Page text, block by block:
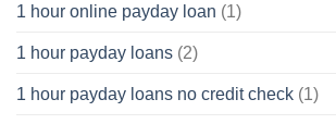
1 hour online payday loan (1)
1 hour payday loans (2)
1 hour payday loans no credit check (1)